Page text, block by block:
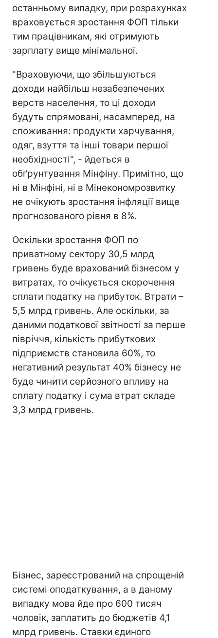
останньому випадку, при розрахунках
враховується зростання ФОП тільки
тим працівникам, які отримують
зарплату вище мінімальної.
"Враховуючи, що збільшуються
доходи найбільш незабезпечених
верств населення, то ці доходи
будуть спрямовані, насамперед, на
споживання: продукти харчування,
одяг, взуття та інші товари першої
необхідності", - йдеться в
обґрунтування Мінфіну. Примітно, що
ні в Мінфіні, ні в Мінекономрозвитку
не очікують зростання інфляції вище
прогнозованого рівня в 8%.
Оскільки зростання ФОП по
приватному сектору 30,5 млрд
гривень буде врахований бізнесом у
витратах, то очікується скорочення
сплати податку на прибуток. Втрати –
5,5 млрд гривень. Але оскільки, за
даними податкової звітності за перше
півріччя, кількість прибуткових
підприємств становила 60%, то
негативний результат 40% бізнесу не
буде чинити серйозного впливу на
сплату податку і сума втрат складе
3,3 млрд гривень.
Бізнес, зареєстрований на спрощеній
системі оподаткування, а в даному
випадку мова йде про 600 тисяч
чоловік, заплатить до бюджетів 4,1
млрд гривень. Ставки єдиного